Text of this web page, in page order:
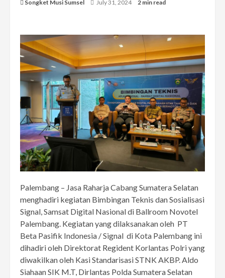
Songket Musi Sumsel July 31, 2024 2 min read
Palembang – Jasa Raharja Cabang Sumatera Selatan
menghadiri kegiatan Bimbingan Teknis dan Sosialisasi
Signal, Samsat Digital Nasional di Ballroom Novotel
Palembang. Kegiatan yang dilaksanakan oleh PT
Beta Pasifik Indonesia / Signal di Kota Palembang ini
dihadiri oleh Direktorat Regident Korlantas Polri yang
diwakilkan oleh Kasi Standarisasi STNK AKBP. Aldo
Siahaan SIK M.T, Dirlantas Polda Sumatera Selatan